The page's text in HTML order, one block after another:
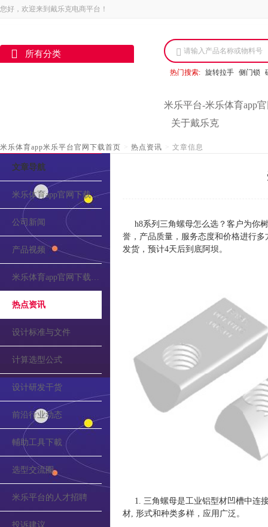
您好，欢迎来到戴乐克电商平台！
所有分类 请输入产品名称或物料号
热门搜索: 旋转拉手 侧门锁
米乐平台-米乐体育app
关于戴乐克
米乐体育app米乐平台官网下载首页 > 热点资讯 > 文章信息
文章导航
米乐体育app官网下载的介绍
公司新闻
产品视频
米乐体育app官网下载的公告
热点资讯
设计标准与文件
计算选型公式
设计研发干货
前沿行业动态
輔助工具下載
选型交流圈
米乐平台的人才招聘
投诉建议
h8系列三角螺母怎么选？客户为你
誉，产品质量，服务态度和价格进行
发货，预计4天后到底阿坝。
1. 三角螺母是工业铝型材凹槽中连
材, 形式和种类多样，应用广泛。